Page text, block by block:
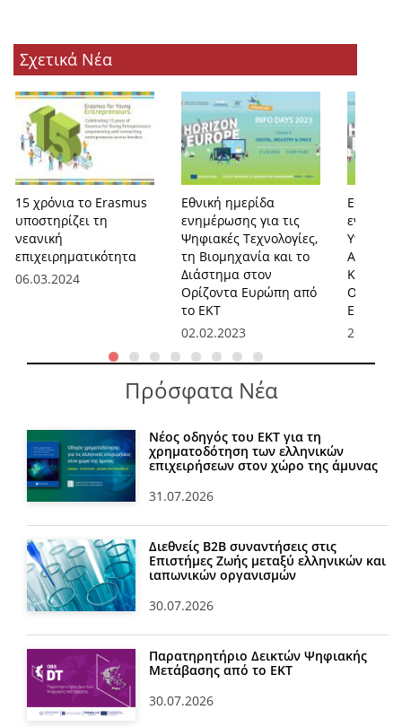
Σχετικά Νέα
15 χρόνια το Erasmus
υποστηρίζει τη
νεανική
επιχειρηματικότητα
06.03.2024
Εθνική ημερίδα
ενημέρωσης για τις
Ψηφιακές Τεχνολογίες,
τη Βιομηχανία και το
Διάστημα στον
Ορίζοντα Ευρώπη από
το ΕΚΤ
02.02.2023
Εθνική
Υγεία
Καρκίνο
ΕΚΤ και
Πρόσφατα Νέα
Νέος οδηγός του ΕΚΤ για τη
χρηματοδότηση των ελληνικών
επιχειρήσεων στον χώρο της άμυνας
31.07.2026
Διεθνείς Β2Β συναντήσεις στις
Επιστήμες Ζωής μεταξύ ελληνικών και
ιαπωνικών οργανισμών
30.07.2026
Παρατηρητήριο Δεικτών Ψηφιακής
Μετάβασης από το ΕΚΤ
30.07.2026